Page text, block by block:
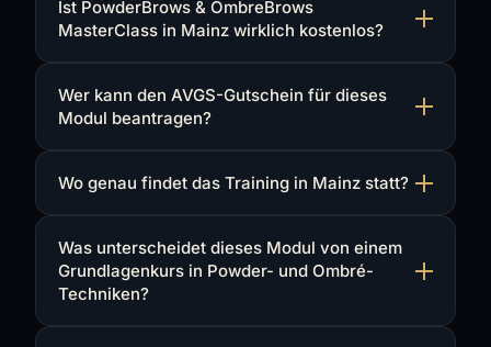
Ist PowderBrows & OmbreBrows
MasterClass in Mainz wirklich kostenlos?
Wer kann den AVGS-Gutschein für dieses
Modul beantragen?
Wo genau findet das Training in Mainz statt?
Was unterscheidet dieses Modul von einem
Grundlagenkurs in Powder- und Ombré-
Techniken?